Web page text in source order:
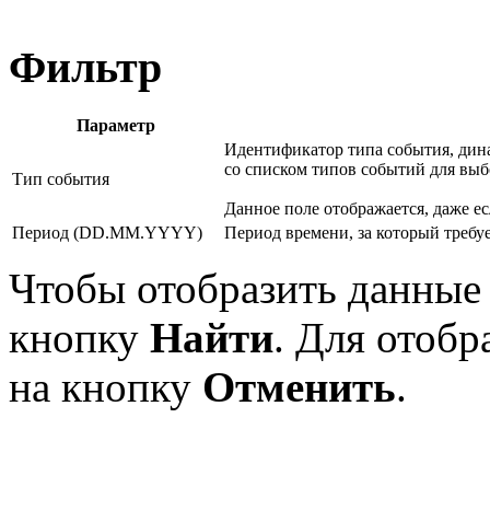
Фильтр
Параметр
Тип события
Идентификатор типа события,
со списком типов событий для
Данное поле отображается, даже
Период (DD.MM.YYYY)
Период времени, за который
Чтобы отобразить
кнопку Найти. Для
на кнопку Отменить.